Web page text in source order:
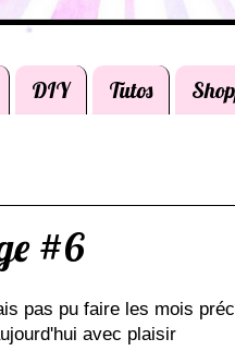
DIY Tutos
#6
pas pu faire les mois
avec plaisir